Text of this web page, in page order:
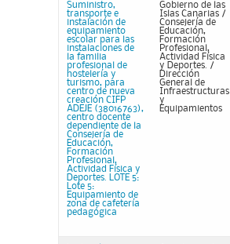
Suministro,
transporte e
instalación de
equipamiento
escolar para las
instalaciones de
la familia
profesional de
hostelería y
turismo, para
centro de nueva
creación CIFP
ADEJE (38016763),
centro docente
dependiente de la
Consejería de
Educación,
Formación
Profesional,
Actividad Física y
Deportes. LOTE 5:
Lote 5:
Equipamiento de
zona de cafetería
pedagógica
Gobierno de las
Islas Canarias /
Consejería de
Educación,
Formación
Profesional,
Actividad Física
y Deportes. /
Dirección
General de
Infraestructuras
y
Equipamientos